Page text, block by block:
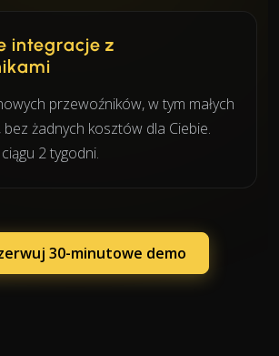
integracje z
przewoźników, w tym małych
żadnych kosztów dla Ciebie.
2 tygodni.
30-minutowe demo